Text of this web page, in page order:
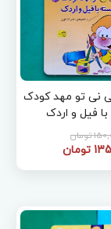
نی تو مهد کودک
فیل و اردک
تومان